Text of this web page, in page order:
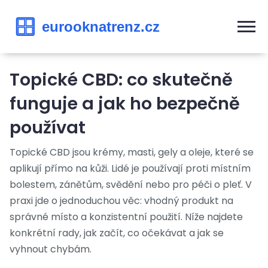
Topické CBD: co skutečně
funguje a jak ho bezpečně
používat
Topické CBD jsou krémy, masti, gely a oleje, které se
aplikují přímo na kůži. Lidé je používají proti místním
bolestem, zánětům, svědění nebo pro péči o pleť. V
praxi jde o jednoduchou věc: vhodný produkt na
správné místo a konzistentní použití. Níže najdete
konkrétní rady, jak začít, co očekávat a jak se
vyhnout chybám.